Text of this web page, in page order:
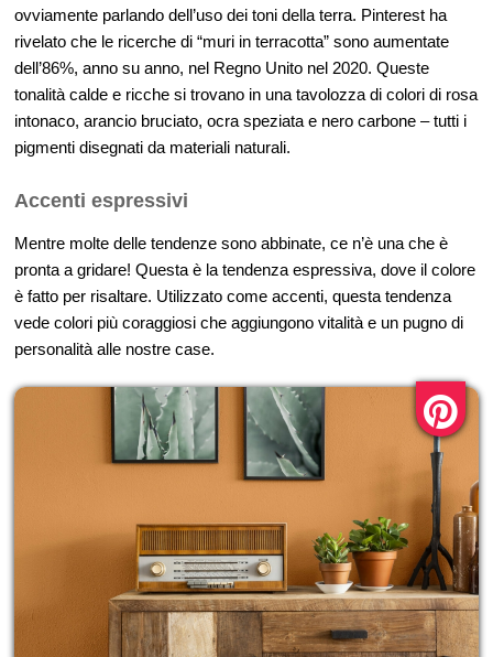
ovviamente parlando dell’uso dei toni della terra. Pinterest ha
rivelato che le ricerche di “muri in terracotta” sono aumentate
dell’86%, anno su anno, nel Regno Unito nel 2020. Queste
tonalità calde e ricche si trovano in una tavolozza di colori di rosa
intonaco, arancio bruciato, ocra speziata e nero carbone – tutti i
pigmenti disegnati da materiali naturali.
Accenti espressivi
Mentre molte delle tendenze sono abbinate, ce n’è una che è
pronta a gridare! Questa è la tendenza espressiva, dove il colore
è fatto per risaltare. Utilizzato come accenti, questa tendenza
vede colori più coraggiosi che aggiungono vitalità e un pugno di
personalità alle nostre case.